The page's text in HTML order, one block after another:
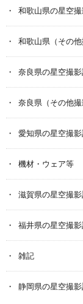
和歌山県の星空
和歌山県（その他
奈良県の星空撮
奈良県（その他撮
愛知県の星空撮
機材・ウェア等
滋賀県の星空撮
福井県の星空撮
雑記
静岡県の星空撮